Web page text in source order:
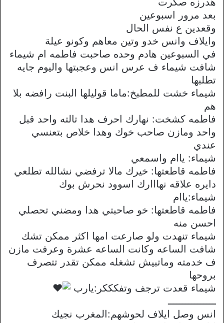
بعد مرور اسبوعين
وقعدين ع نفس الحال
وايلاف وانس خدو وتين معاهم وكونو عيلة
في السبوعين هادم وحده صاحبت فاطمه ام شيماء
شافت شيماء ف عرس انس وعجبتها واليوم جايه
تطلبها
شيماء خشت للمطبخ:ماما قوليلها البنت رافضه بلا
هم
فاطمه كشخت: نهارك احرف هدا تالته واحد قبل
واحد ومازن صاحب خوك وهدا خلاص بتعنسي
عندي
شيماء: ياام واسمعي
فاطمه قاطعتها: خيرك مالا ترفضي نشالله تطلعي
دايره علاقه نهااارك اسوود نحرش بوك
شيماء:ياام
فاطمه قاطعتها: خو صاحبتي هدا ومضني تحصلي
احسن منه
شيماء تنهدت ولو صارعت امها اكثر ممكن تشك
شافت الساعه وكانت الساعه عشرة وعرفت مازن
ف خدمته وماتبيش تشغله ممكن تقدر تتصرف
بروحها
شيماء قعدت ترجف وتفكككر:يارب
ــــــــــــــــ
انس وصل ايلاف لحوشهم:المغرب نجيك